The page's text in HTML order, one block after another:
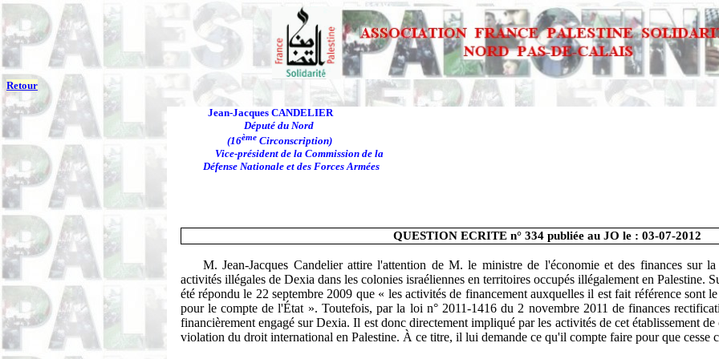
Retour
Jean-Jacques CANDELIER
Député du Nord
(16èmeCirconscription)
Vice-président de la Commission de la
Défense Nationale et des Forces Armées
QUESTION ECRITE n° 334 publiée au JO le : 03-07-2012
M. Jean-Jacques Candelierattire l'attention de M. le ministre de l'économie et des finances sur
activités illégales de Dexia dans les colonies israéliennes en territoires occupés illégalement en Palestine.
été répondu le 22 septembre 2009 que « les activités de financement auxquelles il est fait référence sont
pour le compte de l'État ». Toutefois, par la loi n° 2011-1416 du 2 novembre 2011 de finances
financièrement engagé sur Dexia. Il est donc directement impliqué par les activités de cet établissement
violation du droit international en Palestine. À ce titre, il lui demande ce qu'il compte faire pour que cesse